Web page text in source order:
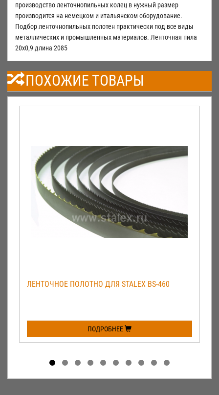
производство ленточнопильных колец в нужный размер
производится на немецком и итальянском оборудование.
Подбор ленточнопильных полотен практически под все виды
металлических и промышленных материалов. Ленточная пила
20х0,9 длина 2085
ПОХОЖИЕ ТОВАРЫ
ЛЕНТОЧНОЕ ПОЛОТНО ДЛЯ STALEX BS-460
ПОДРОБНЕЕ